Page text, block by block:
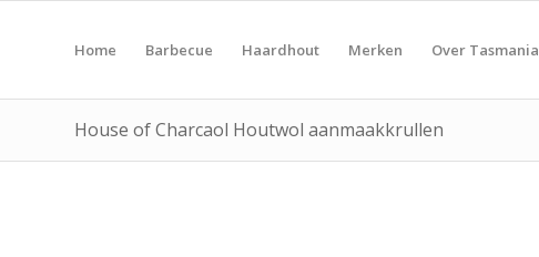
Home Barbecue Haardhout Merken Over Tasmania
House of Charcaol Houtwol aanmaakkrullen